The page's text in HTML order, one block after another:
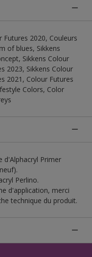
Futures 2020, Couleurs
of blues, Sikkens
Sikkens Colour
2023, Sikkens Colour
2021, Colour Futures
Colors, Color
d'Alphacryl Primer
Perlino.
d'application, merci
technique du produit.